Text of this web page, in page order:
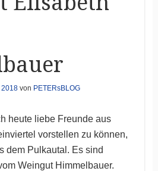
2018von PETERsBLOG
heute liebe Freunde aus
vorstellen zu können,
dem Pulkautal. Es sind
Weingut Himmelbauer.